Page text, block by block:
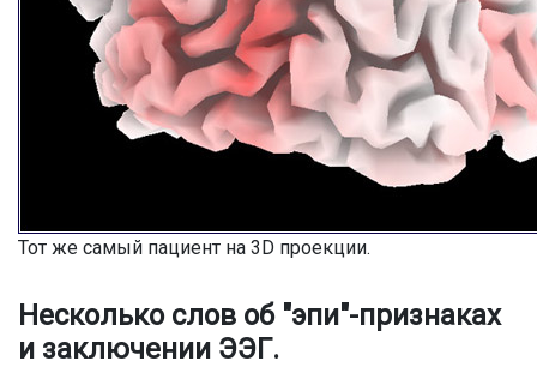
Тот же самый пациент на 3D проекции.
Несколько слов об "эпи"-признаках
и заключении ЭЭГ.